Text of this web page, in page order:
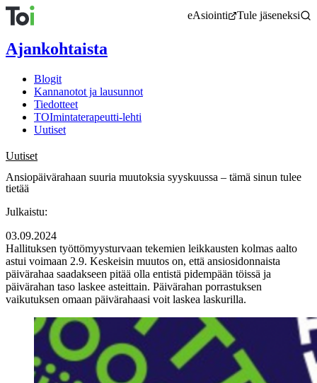
Siirry
sisältöön
eAsiointi Tule jäseneksi
Ajankohtaista
Blogit
Kannanotot ja lausunnot
Tiedotteet
TOImintaterapeutti-lehti
Uutiset
Uutiset
Ansiopäivärahaan suuria muutoksia syyskuussa – tämä sinun tulee
tietää
Julkaistu:
03.09.2024
Hallituksen työttömyysturvaan tekemien leikkausten kolmas aalto
astui voimaan 2.9. Keskeisin muutos on, että ansiosidonnaista
päivärahaa saadakseen pitää olla entistä pidempään töissä ja
päivärahan taso laskee asteittain. Päivärahan porrastuksen
vaikutuksen omaan päivärahaasi voit laskea laskurilla.